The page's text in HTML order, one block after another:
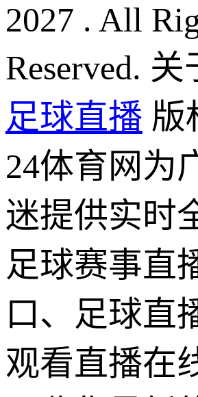
2027 . All
Reserved. 关
足球直播 版
24体育网为
迷提供实时
足球赛事直
口、足球直
观看直播在